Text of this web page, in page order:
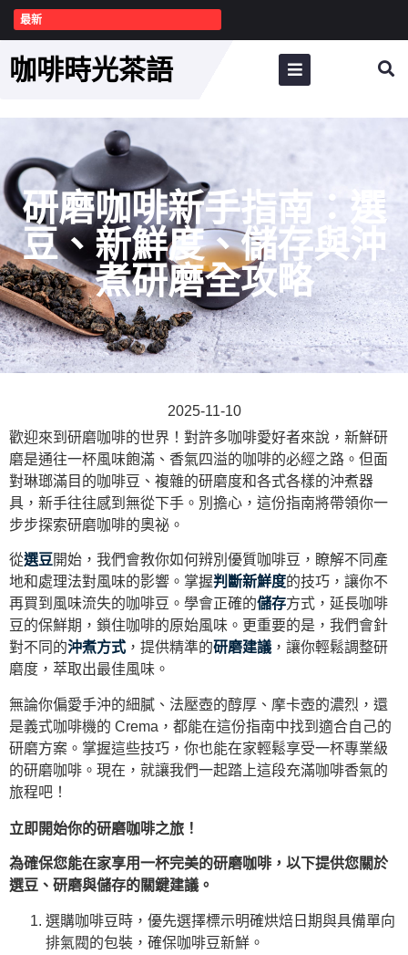
最新
咖啡時光茶語
研磨咖啡新手指南：選
豆、新鮮度、儲存與沖
煮研磨全攻略
2025-11-10
歡迎來到研磨咖啡的世界！對許多咖啡愛好者來說，新鮮研
磨是通往一杯風味飽滿、香氣四溢的咖啡的必經之路。但面
對琳瑯滿目的咖啡豆、複雜的研磨度和各式各樣的沖煮器
具，新手往往感到無從下手。別擔心，這份指南將帶領你一
步步探索研磨咖啡的奧祕。
從選豆開始，我們會教你如何辨別優質咖啡豆，瞭解不同產
地和處理法對風味的影響。掌握判斷新鮮度的技巧，讓你不
再買到風味流失的咖啡豆。學會正確的儲存方式，延長咖啡
豆的保鮮期，鎖住咖啡的原始風味。更重要的是，我們會針
對不同的沖煮方式 ，提供精準的研磨建議 ，讓你輕鬆調整研
磨度，萃取出最佳風味。
無論你偏愛手沖的細膩、法壓壺的醇厚、摩卡壺的濃烈，還
是義式咖啡機的 Crema，都能在這份指南中找到適合自己的
研磨方案。掌握這些技巧，你也能在家輕鬆享受一杯專業級
的研磨咖啡。現在，就讓我們一起踏上這段充滿咖啡香氣的
旅程吧！
立即開始你的研磨咖啡之旅！
為確保您能在家享用一杯完美的研磨咖啡，以下提供您關於
選豆、研磨與儲存的關鍵建議。
選購咖啡豆時，優先選擇標示明確烘焙日期與具備單向
排氣閥的包裝，確保咖啡豆新鮮。